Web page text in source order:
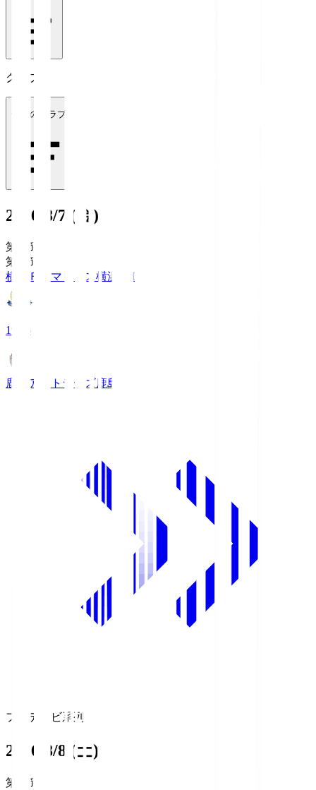
クラブ
全てのクラブ
2026/8/7 (金)
第1節
第1節
横浜Ｆ・マリノス横浜FM
19:26
鹿島アントラーズ鹿島
フジテレビ系列
2026/8/8 (土)
第1節